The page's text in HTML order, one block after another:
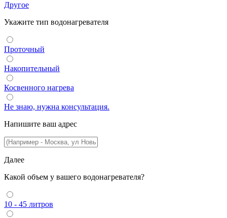
Другое
Укажите тип водонагревателя
Проточный
Накопительный
Косвенного нагрева
Не знаю, нужна консультация.
Напишите ваш адрес
Далее
Какой объем у вашего водонагревателя?
10 - 45 литров